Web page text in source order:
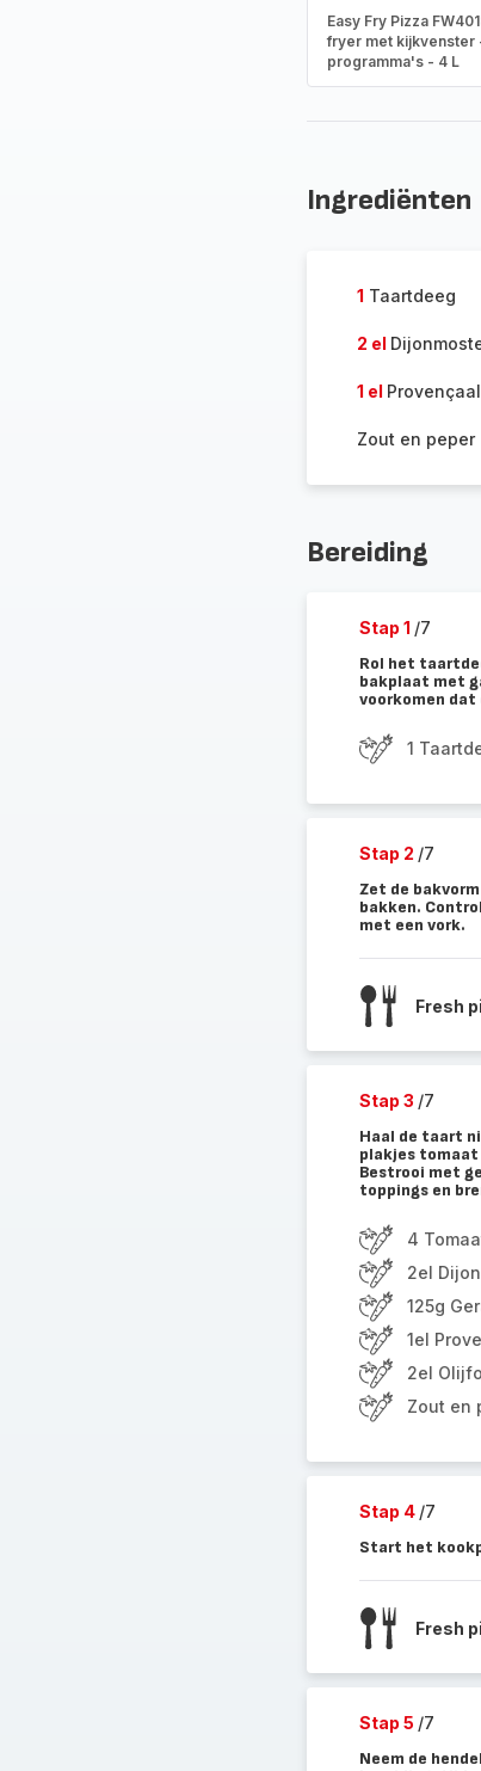
Easy Fry Pizza
fryer met kijkvenster
programma's - 4 L
Ingrediënten
1 Taartdeeg
2 el
1 el
Zout en peper
Bereiding
Stap 1 /7
Rol het
bakplaat met
voorkomen dat
1
Stap 2 /7
Zet de
bakken.
met een vork.
Fresh
Stap 3 /7
Haal de taart
plakjes tomaat
Bestrooi met
toppings en
4
2el
125g
1el
2el
Zout en
Stap 4 /7
Start het
Fresh
Stap 5 /7
Neem de